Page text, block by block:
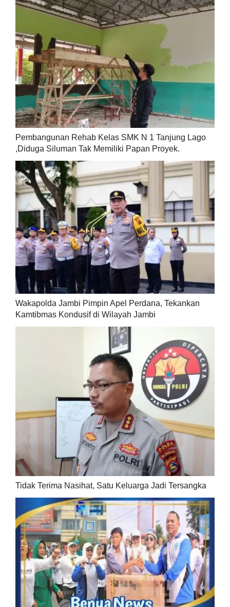
Pembangunan Rehab Kelas SMK N 1 Tanjung Lago
,Diduga Siluman Tak Memiliki Papan Proyek.
Wakapolda Jambi Pimpin Apel Perdana, Tekankan
Kamtibmas Kondusif di Wilayah Jambi
Tidak Terima Nasihat, Satu Keluarga Jadi Tersangka